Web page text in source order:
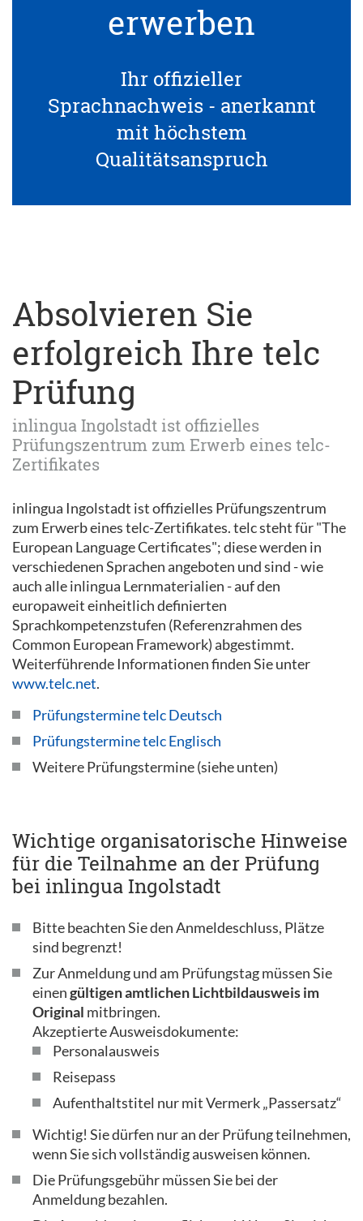
erwerben
Ihr offizieller
Sprachnachweis - anerkannt
mit höchstem
Qualitätsanspruch
Absolvieren Sie
erfolgreich Ihre telc
Prüfung
inlingua Ingolstadt ist offizielles
Prüfungszentrum zum Erwerb eines telc-
Zertifikates
inlingua Ingolstadt ist offizielles Prüfungszentrum
zum Erwerb eines telc-Zertifikates. telc steht für "The
European Language Certificates"; diese werden in
verschiedenen Sprachen angeboten und sind - wie
auch alle inlingua Lernmaterialien - auf den
europaweit einheitlich definierten
Sprachkompetenzstufen (Referenzrahmen des
Common European Framework) abgestimmt.
Weiterführende Informationen finden Sie unter
www.telc.net.
Prüfungstermine telc Deutsch
Prüfungstermine telc Englisch
Weitere Prüfungstermine (siehe unten)
Wichtige organisatorische Hinweise
für die Teilnahme an der Prüfung
bei inlingua Ingolstadt
Bitte beachten Sie den Anmeldeschluss, Plätze
sind begrenzt!
Zur Anmeldung und am Prüfungstag müssen Sie
einengültigen amtlichen Lichtbildausweis im
Original mitbringen.
Akzeptierte Ausweisdokumente:
Personalausweis
Reisepass
Aufenthaltstitel nur mit Vermerk „Passersatz“
Wichtig! Sie dürfen nur an der Prüfung teilnehmen,
wenn Sie sich vollständig ausweisen können.
Die Prüfungsgebühr müssen Sie bei der
Anmeldung bezahlen.